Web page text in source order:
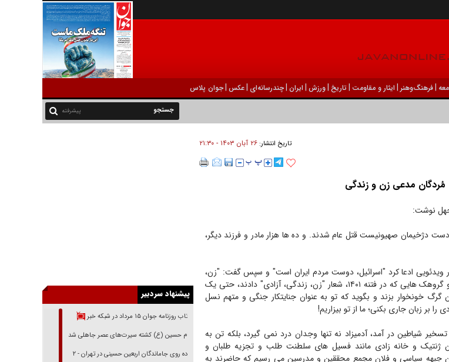
|فرهنگ‌و‌هنر | ایثار و مقاومت |تاریخ |ورزش | ايران |چندرسانه‌ای |عکس |جوان پلاس
پیشرفته
تاریخ انتشار:۲۶ آبان ۱۴۰۳ - ۲۱:۳۰
مُردگان مدعی زن و زندگی
نوشت:
دژخیمان صهیونیست قتل عام شدند. و ده ها هزار مادر و فرزند دیگر،
ویدئویی ادعا کرد "اسرائیل، دوست مردم ایران است" و سپس گفت: "زن،
زندگی، آزادی"!اما در میان سران گروه ها و گروهک هایی که در فتنه ۱۴۰۱، شعار "زن، زندگی، آزادی" دادند، حتی یک
گرگ خونخوار بزند و بگوید که تو به عنوان جنایتکار جنگی و متهم نسل
بر زبان جاری بکنی؛ ما از تو بیزاریم!
شیاطین در آمد، آدمیزاد نه تنها وجدان درد نمی گیرد، بلکه تن به
ژنتیک و خانه زادی مانند فسیل های سلطنت طلب و تجزیه طلبان و
جبهه سیاسی و فلان مجمع محققین و مدرسین می رسیم که حاضرند به
پیشنهاد سردبیر
بازتاب روزنامه جوان ۱۵ مرداد در شبکه خبر
امام حسین (ع) کشته سیرت‌های عصر جاهلی شد
پیاده روی جاماندگان اربعین حسینی در تهران - ۲